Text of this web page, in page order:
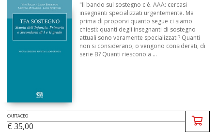
"Il bando sul sostegno c'è. AAA: cercasi
insegnanti specializzati urgentemente. Ma
prima di proporvi quanto segue ci siamo
chiesti: quanti degli insegnanti di sostegno
attuali sono veramente specializzati? Quanti
non si considerano, o vengono considerati, di
serie B? Quanti riescono a ...
CARTACEO
€ 35,00